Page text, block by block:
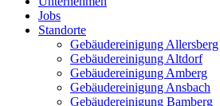
Jobs
Standorte
Gebäudereinigung Allersberg
Gebäudereinigung Altdorf
Gebäudereinigung Amberg
Gebäudereinigung Ansbach
Gebäudereinigung Bamberg